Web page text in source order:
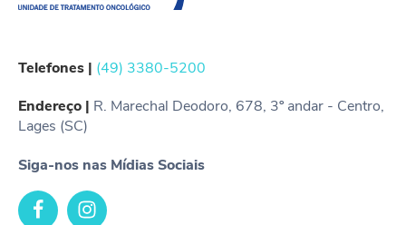
Telefones | (49) 3380-5200
Endereço | R. Marechal Deodoro, 678, 3º andar - Centro,
Lages (SC)
Siga-nos nas Mídias Sociais